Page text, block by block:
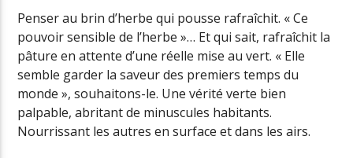
Penser au brin d’herbe qui pousse rafraîchit. « Ce
pouvoir sensible de l’herbe »… Et qui sait, rafraîchit la
pâture en attente d’une réelle mise au vert. « Elle
semble garder la saveur des premiers temps du
monde », souhaitons-le. Une vérité verte bien
palpable, abritant de minuscules habitants.
Nourrissant les autres en surface et dans les airs.